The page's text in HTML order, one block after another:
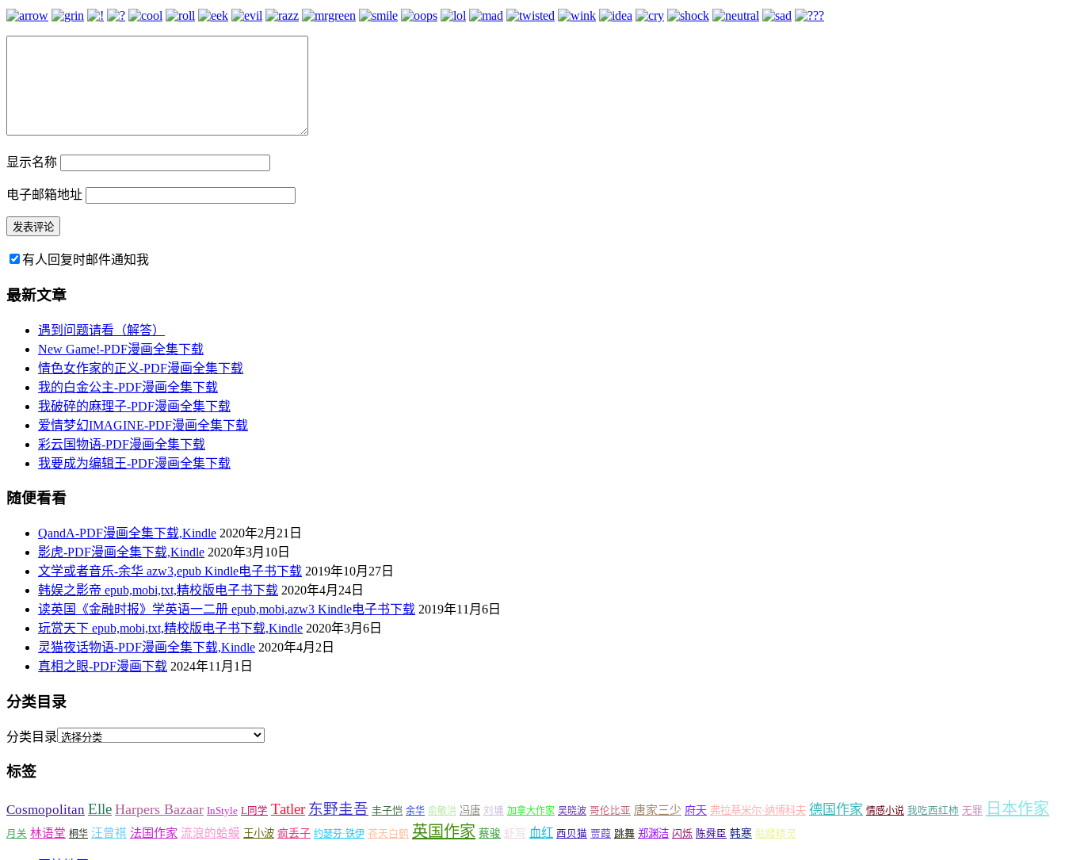
显示名称
电子邮箱地址
有人回复时邮件通知我
最新文章
遇到问题请看（解答）
New Game!-PDF漫画全集下载
情色女作家的正义-PDF漫画全集下载
我的白金公主-PDF漫画全集下载
我破碎的麻理子-PDF漫画全集下载
爱情梦幻IMAGINE-PDF漫画全集下载
彩云国物语-PDF漫画全集下载
我要成为编辑王-PDF漫画全集下载
随便看看
QandA-PDF漫画全集下载,Kindle 2020年2月21日
影虎-PDF漫画全集下载,Kindle 2020年3月10日
文学或者音乐-余华 azw3,epub Kindle电子书下载 2019年10月27日
韩娱之影帝 epub,mobi,txt,精校版电子书下载 2020年4月24日
读英国《金融时报》学英语一二册 epub,mobi,azw3 Kindle电子书下载 2019年11月6日
玩赏天下 epub,mobi,txt,精校版电子书下载,Kindle 2020年3月6日
灵猫夜话物语-PDF漫画全集下载,Kindle 2020年4月2日
真相之眼-PDF漫画下载 2024年11月1日
分类目录
分类目录
标签
Cosmopolitan Elle Harpers Bazaar InStyle L同学 Tatler 东野圭吾 丰子恺 余华 俞敏洪 冯唐 刘墉 加拿大作家 吴晓波 哥伦比亚 唐家三少 府天 弗拉基米尔·纳博科夫 德国作家 情感小说 我吃西红柿 无罪 日本作家
月关 林语堂 桐华 汪曾祺 法国作家 流浪的蛤蟆 王小波 疯丢子 约瑟芬·铁伊 苍天白鹤 英国作家 蔡骏 虾写 血红 西贝猫 贾葭 跳舞 郑渊洁 闪烁 陈舜臣 韩寒 骷髅精灵